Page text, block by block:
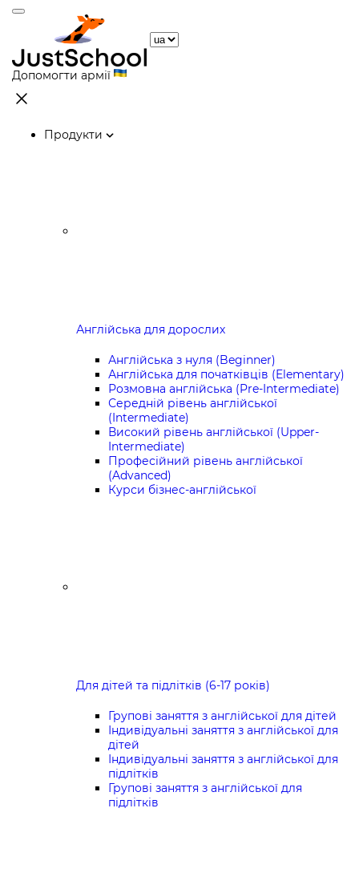
Допомогти армії
Продукти
Англійська для дорослих
Англійська з нуля (Beginner)
Англійська для початківців (Elementary)
Розмовна англійська (Pre-Intermediate)
Середній рівень англійської
(Intermediate)
Високий рівень англійської (Upper-
Intermediate)
Професійний рівень англійської
(Advanced)
Курси бізнес-англійської
Для дітей та підлітків (6-17 років)
Групові заняття з англійської для дітей
Індивідуальні заняття з англійської для
дітей
Індивідуальні заняття з англійської для
підлітків
Групові заняття з англійської для
підлітків